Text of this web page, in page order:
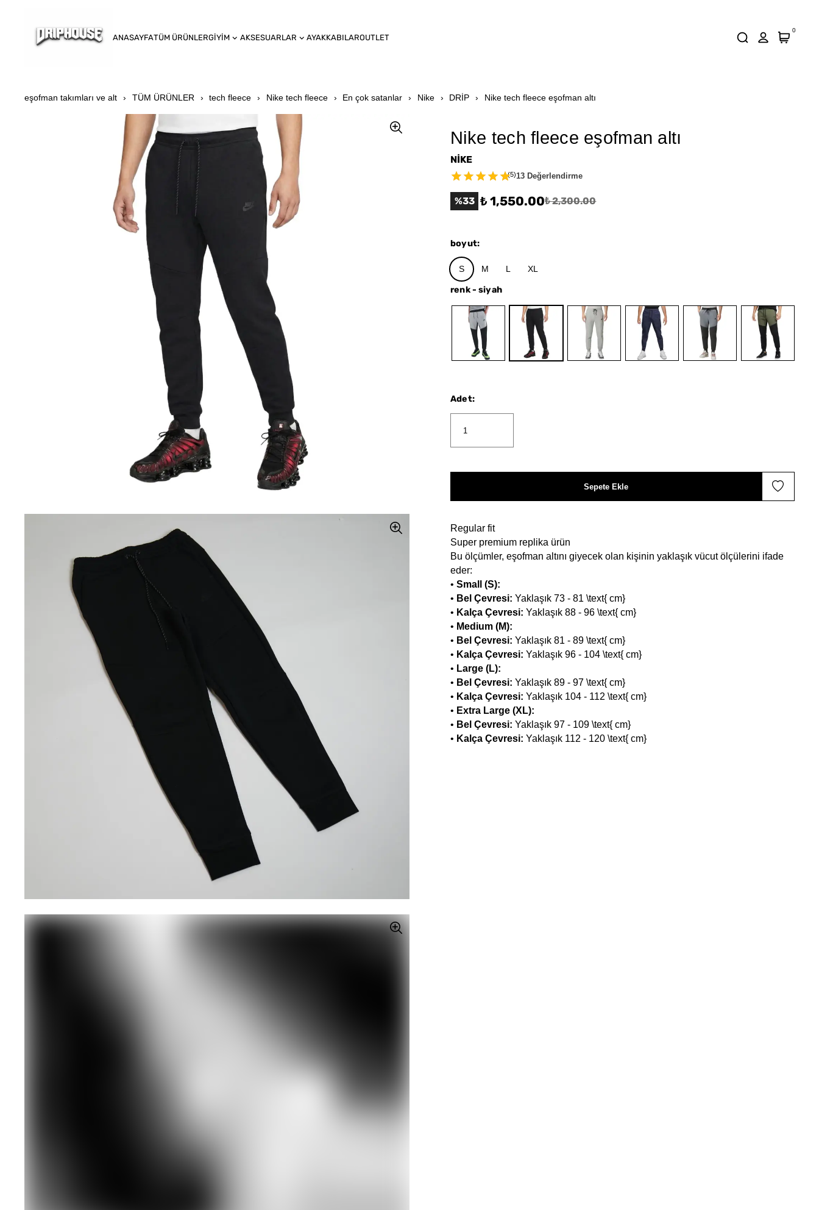
ANASAYFATÜM ÜRÜNLERGİYİM AKSESUARLAR AYAKKABILAROUTLET
0
eşofman takımları ve alt TÜM ÜRÜNLER tech fleece Nike tech fleece En çok satanlar Nike DRİP Nike tech fleece eşofman altı
Nike tech fleece eşofman altı
NİKE
(5)13 Değerlendirme
%33 ₺ 1,550.00₺ 2,300.00
Regular fit
Super premium replika ürün
Bu ölçümler, eşofman altını giyecek olan kişinin yaklaşık vücut ölçülerini ifade
eder:
•Small (S):
• Bel Çevresi: Yaklaşık 73 - 81 \text{ cm}
• Kalça Çevresi: Yaklaşık 88 - 96 \text{ cm}
• Medium (M):
• Bel Çevresi: Yaklaşık 81 - 89 \text{ cm}
• Kalça Çevresi: Yaklaşık 96 - 104 \text{ cm}
• Large (L):
• Bel Çevresi: Yaklaşık 89 - 97 \text{ cm}
• Kalça Çevresi: Yaklaşık 104 - 112 \text{ cm}
• Extra Large (XL):
• Bel Çevresi: Yaklaşık 97 - 109 \text{ cm}
• Kalça Çevresi: Yaklaşık 112 - 120 \text{ cm}
boyut:
S M XL
renk-siyah
Adet:
Sepete Ekle